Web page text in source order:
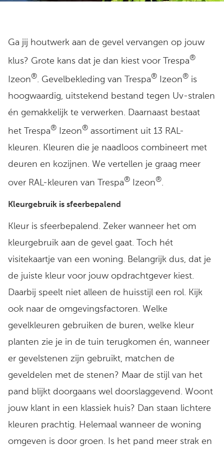
Ga jij houtwerk aan de gevel vervangen op jouw
klus? Grote kans dat je dan kiest voor Trespa®
Izeon®. Gevelbekleding van Trespa® Izeon® is
hoogwaardig, uitstekend bestand tegen Uv-stralen
én gemakkelijk te verwerken. Daarnaast bestaat
het Trespa® Izeon® assortiment uit 13 RAL-
kleuren. Kleuren die je naadloos combineert met
deuren en kozijnen. We vertellen je graag meer
over RAL-kleuren van Trespa® Izeon®.
Kleurgebruik is sfeerbepalend
Kleur is sfeerbepalend. Zeker wanneer het om
kleurgebruik aan de gevel gaat. Toch hét
visitekaartje van een woning. Belangrijk dus, dat je
de juiste kleur voor jouw opdrachtgever kiest.
Daarbij speelt niet alleen de huisstijl een rol. Kijk
ook naar de omgevingsfactoren. Welke
gevelkleuren gebruiken de buren, welke kleur
planten zie je in de tuin terugkomen én, wanneer
er gevelstenen zijn gebruikt, matchen de
geveldelen met de stenen? Maar de stijl van het
pand blijkt doorgaans wel doorslaggevend. Woont
jouw klant in een klassiek huis? Dan staan lichtere
kleuren prachtig. Helemaal wanneer de woning
omgeven is door groen. Is het pand meer strak en